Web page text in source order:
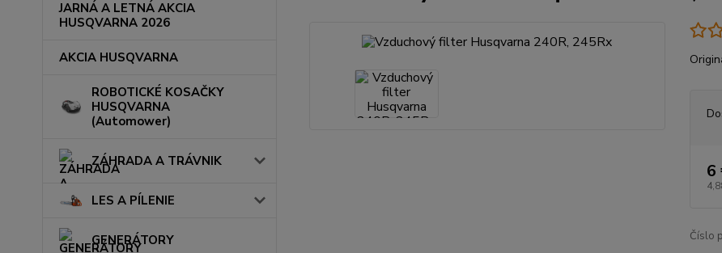
JARNÁ A LETNÁ AKCIA
HUSQVARNA 2026
AKCIA HUSQVARNA
ROBOTICKÉ KOSAČKY
HUSQVARNA
(Automower)
ZÁHRADA A TRÁVNIK
LES A PÍLENIE
GENERÁTORY
6
Číslo